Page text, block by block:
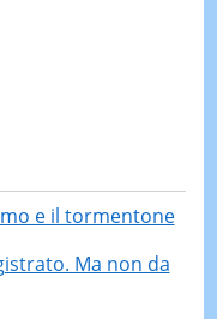
e il tormentone
Ma non da